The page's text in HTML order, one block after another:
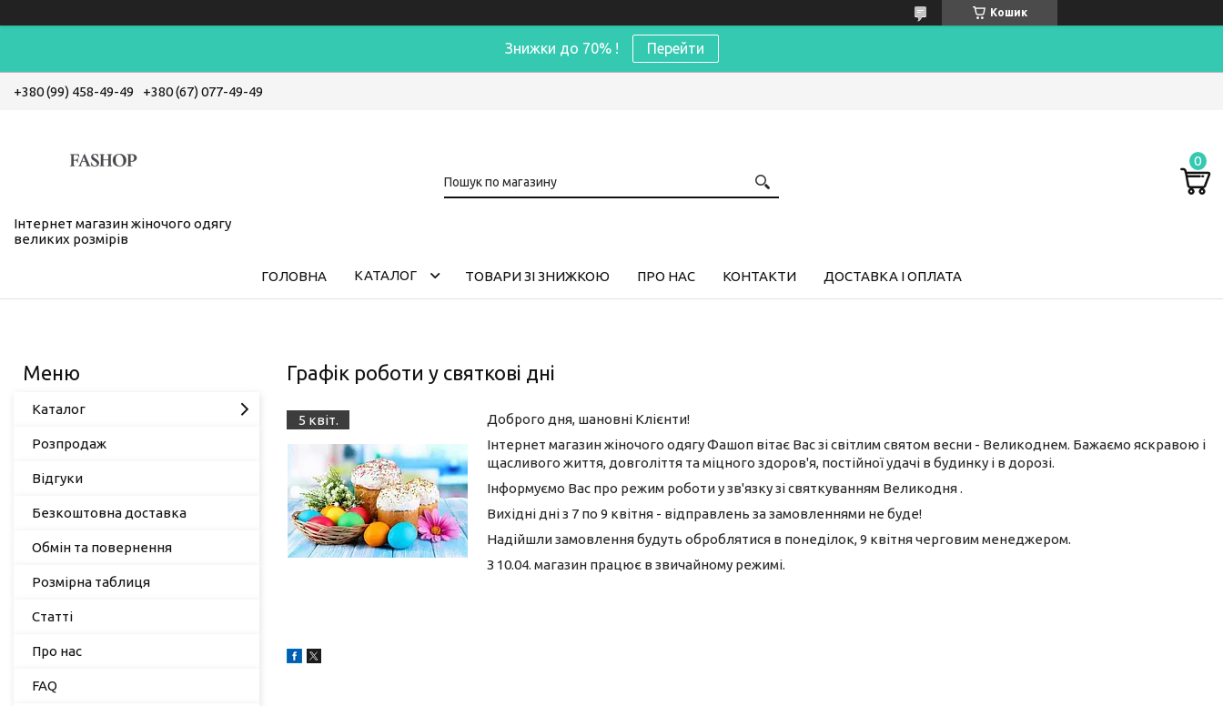
Кошик
Знижки до 70% ! Перейти
+380 (99) 458-49-49 +380 (67) 077-49-49
Інтернет магазин жіночого одягу
великих розмірів
ГОЛОВНА КАТАЛОГ ТОВАРИ ЗІ ЗНИЖКОЮ ПРО НАС КОНТАКТИ ДОСТАВКА І ОПЛАТА
Графік роботи у святкові дні
5 квіт.
Доброго дня, шановні Клієнти!
Інтернет магазин жіночого одягу Фашоп вітає Вас зі світлим святом весни - Великоднем. Бажаємо яскравою і
щасливого життя, довголіття та міцного здоров'я, постійної удачі в будинку і в дорозі.
Інформуємо Вас про режим роботи у зв'язку зі святкуванням Великодня .
Вихідні дні з 7 по 9 квітня - відправлень за замовленнями не буде!
Надійшли замовлення будуть оброблятися в понеділок, 9 квітня черговим менеджером.
З 10.04. магазин працює в звичайному режимі.
Каталог
Розпродаж
Відгуки
Безкоштовна доставка
Обмін та повернення
Розмірна таблиця
Статті
Про нас
FAQ